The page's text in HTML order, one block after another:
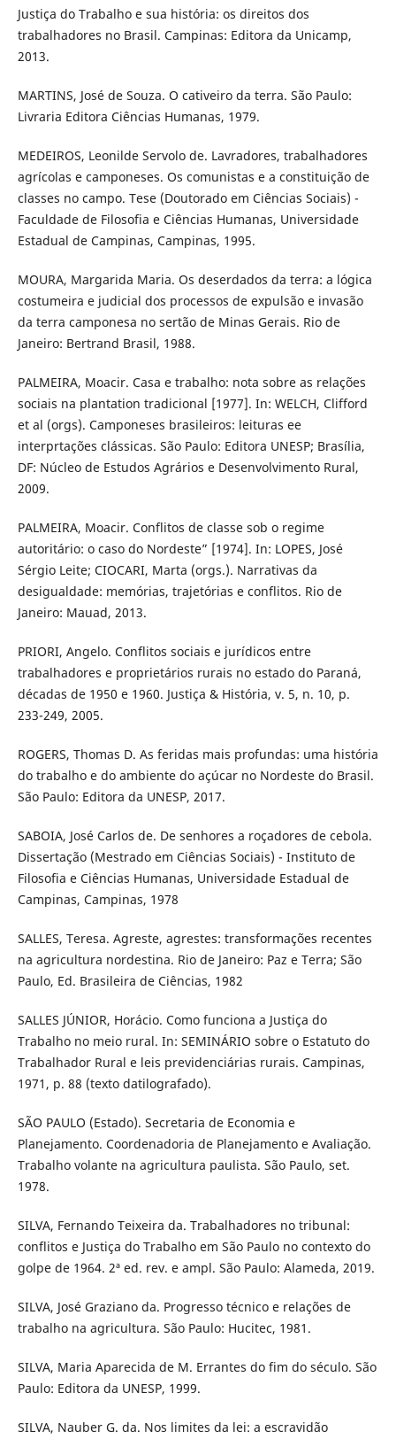
Justiça do Trabalho e sua história: os direitos dos
trabalhadores no Brasil. Campinas: Editora da Unicamp,
2013.
MARTINS, José de Souza. O cativeiro da terra. São Paulo:
Livraria Editora Ciências Humanas, 1979.
MEDEIROS, Leonilde Servolo de. Lavradores, trabalhadores
agrícolas e camponeses. Os comunistas e a constituição de
classes no campo. Tese (Doutorado em Ciências Sociais) -
Faculdade de Filosofia e Ciências Humanas, Universidade
Estadual de Campinas, Campinas, 1995.
MOURA, Margarida Maria. Os deserdados da terra: a lógica
costumeira e judicial dos processos de expulsão e invasão
da terra camponesa no sertão de Minas Gerais. Rio de
Janeiro: Bertrand Brasil, 1988.
PALMEIRA, Moacir. Casa e trabalho: nota sobre as relações
sociais na plantation tradicional [1977]. In: WELCH, Clifford
et al (orgs). Camponeses brasileiros: leituras ee
interprtações clássicas. São Paulo: Editora UNESP; Brasília,
DF: Núcleo de Estudos Agrários e Desenvolvimento Rural,
2009.
PALMEIRA, Moacir. Conflitos de classe sob o regime
autoritário: o caso do Nordeste” [1974]. In: LOPES, José
Sérgio Leite; CIOCARI, Marta (orgs.). Narrativas da
desigualdade: memórias, trajetórias e conflitos. Rio de
Janeiro: Mauad, 2013.
PRIORI, Angelo. Conflitos sociais e jurídicos entre
trabalhadores e proprietários rurais no estado do Paraná,
décadas de 1950 e 1960. Justiça & História, v. 5, n. 10, p.
233-249, 2005.
ROGERS, Thomas D. As feridas mais profundas: uma história
do trabalho e do ambiente do açúcar no Nordeste do Brasil.
São Paulo: Editora da UNESP, 2017.
SABOIA, José Carlos de. De senhores a roçadores de cebola.
Dissertação (Mestrado em Ciências Sociais) - Instituto de
Filosofia e Ciências Humanas, Universidade Estadual de
Campinas, Campinas, 1978
SALLES, Teresa. Agreste, agrestes: transformações recentes
na agricultura nordestina. Rio de Janeiro: Paz e Terra; São
Paulo, Ed. Brasileira de Ciências, 1982
SALLES JÚNIOR, Horácio. Como funciona a Justiça do
Trabalho no meio rural. In: SEMINÁRIO sobre o Estatuto do
Trabalhador Rural e leis previdenciárias rurais. Campinas,
1971, p. 88 (texto datilografado).
SÃO PAULO (Estado). Secretaria de Economia e
Planejamento. Coordenadoria de Planejamento e Avaliação.
Trabalho volante na agricultura paulista. São Paulo, set.
1978.
SILVA, Fernando Teixeira da. Trabalhadores no tribunal:
conflitos e Justiça do Trabalho em São Paulo no contexto do
golpe de 1964. 2ª ed. rev. e ampl. São Paulo: Alameda, 2019.
SILVA, José Graziano da. Progresso técnico e relações de
trabalho na agricultura. São Paulo: Hucitec, 1981.
SILVA, Maria Aparecida de M. Errantes do fim do século. São
Paulo: Editora da UNESP, 1999.
SILVA, Nauber G. da. Nos limites da lei: a escravidão